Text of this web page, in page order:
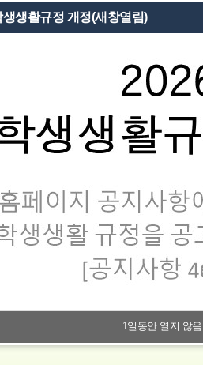
로그인 회원가입 사이트맵
운영위원회
생활규정 개정(새창열림)
1일동안 열지 않음